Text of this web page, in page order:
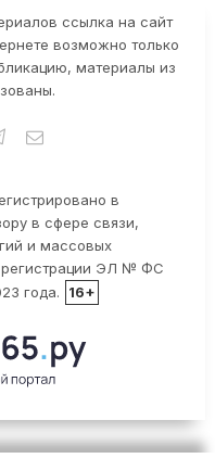
ссылка на сайт
возможно только
материалы из
в
в сфере связи,
и массовых
регистрации ЭЛ № ФС
года.
16+